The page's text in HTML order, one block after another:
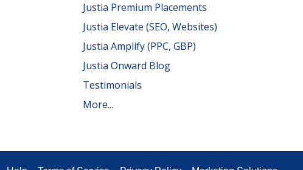
Justia Premium Placements
Justia Elevate (SEO, Websites)
Justia Amplify (PPC, GBP)
Justia Onward Blog
Testimonials
More...